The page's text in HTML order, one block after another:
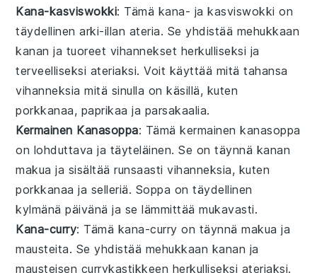
Kana-kasviswokki: Tämä kana- jakasviswokki on
täydellinen arki-illan ateria. Se yhdistää mehukkaan
kanan ja tuoreet vihannekset herkulliseksi ja
terveelliseksi ateriaksi. Voit käyttää mitä tahansa
vihanneksia mitä sinulla on käsillä, kuten
porkkanaa, paprikaa ja parsakaalia.
Kermainen Kanasoppa: Tämäkermainen kanasoppa
on lohduttava ja täyteläinen. Se on täynnä kanan
makua ja sisältää runsaastivihanneksia, kuten
porkkanaa ja selleriä. Soppa on täydellinen
kylmänä päivänä ja se lämmittää mukavasti.
Kana-curry: Tämä kana-curry on täynnä makua ja
mausteita. Se yhdistää mehukkaan kanan ja
mausteisen currykastikkeen herkulliseksi ateriaksi.